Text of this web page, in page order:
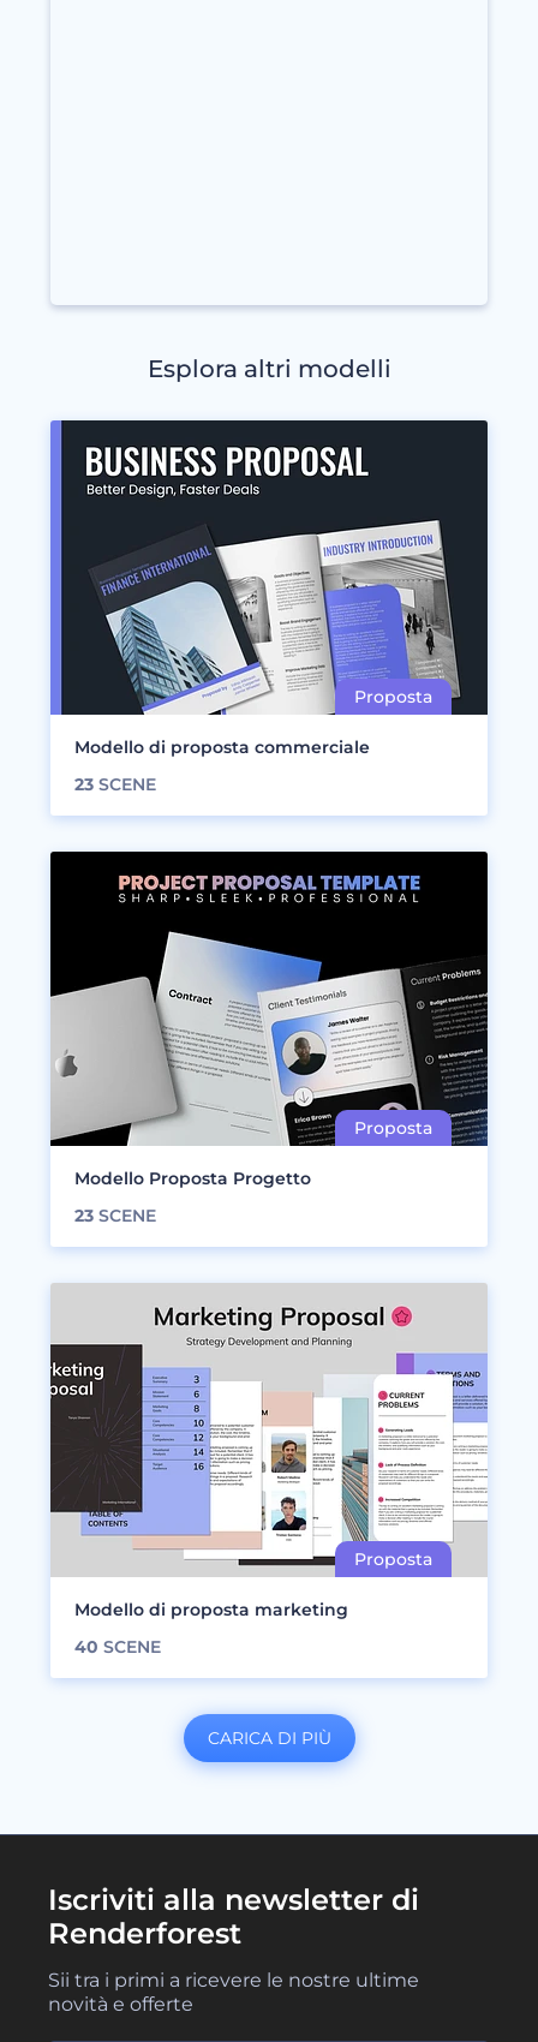
Esplora altri modelli
Modello di proposta commerciale
23 SCENE
Modello Proposta Progetto
23 SCENE
Modello di proposta marketing
40 SCENE
CARICA DI PIÙ
Iscriviti alla newsletter di
Renderforest
Sii tra i primi a ricevere le nostre ultime
novità e offerte